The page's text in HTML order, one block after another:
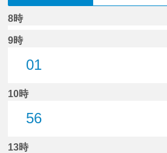
8時
9時
01
10時
56
13時